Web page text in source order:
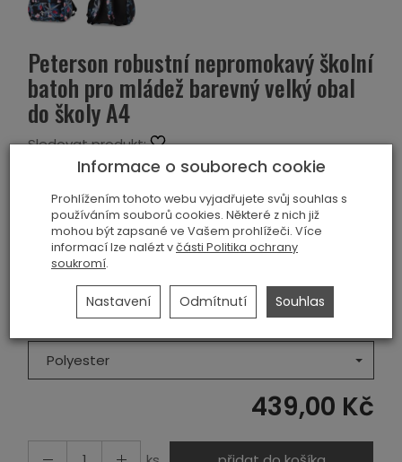
Peterson robustní nepromokavý školní
batoh pro mládež barevný velký obal
do školy A4
Sledovat produkt:
5905054528546
Historie ceny
Barva
Vícebarevný
Polyester
439,00 Kč
Informace o souborech cookie
Prohlížením tohoto webu vyjadřujete svůj souhlas s
používáním souborů cookies. Některé z nich již
mohou být zapsané ve Vašem prohlížeči. Více
informací lze nalézt včásti Politika ochrany
soukromí.
Nastavení Odmítnutí Souhlas